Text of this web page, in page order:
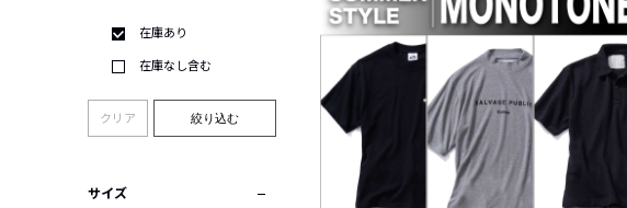
在庫あり
在庫なし含む
クリア 絞り込む
サイズ